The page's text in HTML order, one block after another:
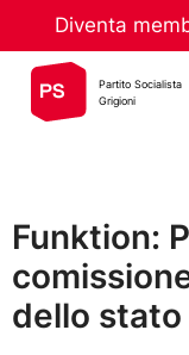
Diventa
Partito Socialista
Grigioni
Funktion:
dello stato